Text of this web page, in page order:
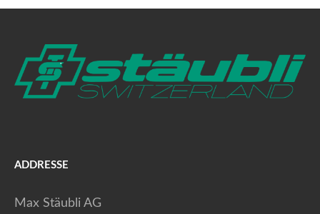
ADDRESSE
Max Stäubli AG